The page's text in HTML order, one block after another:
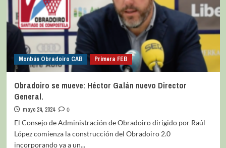
Monbús Obradoiro CAB Primera FEB
Obradoiro se mueve: Héctor Galán nuevo Director
General.
mayo 24, 2024
0
El Consejo de Administración de Obradoiro dirigido por Raúl
López comienza la construcción del Obradoiro 2.0
incorporando ya a un...